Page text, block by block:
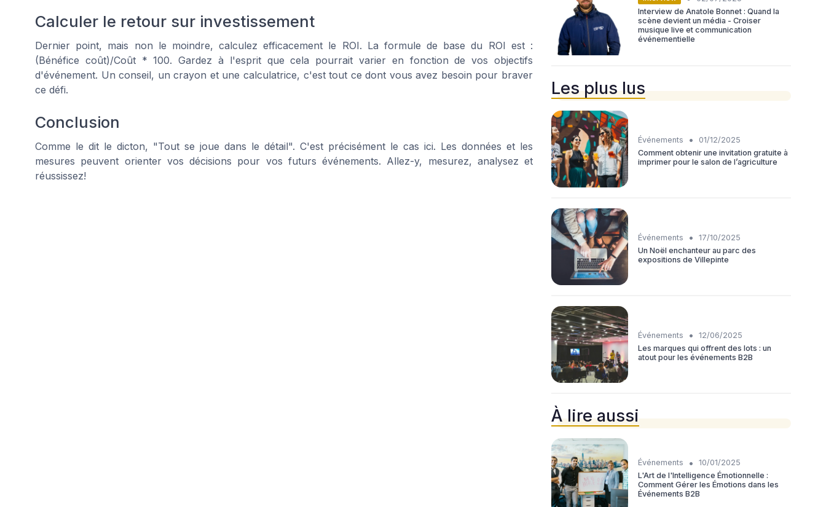
Calculer le retour sur investissement
Dernier point, mais non le moindre, calculez efficacement le ROI. La formule de base du ROI est :
(Bénéfice coût)/Coût * 100. Gardez à l'esprit que cela pourrait varier en fonction de vos objectifs
d'événement. Un conseil, un crayon et une calculatrice, c'est tout ce dont vous avez besoin pour braver
ce défi.
Conclusion
Comme le dit le dicton, "Tout se joue dans le détail". C'est précisément le cas ici. Les données et les
mesures peuvent orienter vos décisions pour vos futurs événements. Allez-y, mesurez, analysez et
réussissez!
Interview de Anatole Bonnet : Quand la
scène devient un média - Croiser
musique live et communication
événementielle
Les plus lus
Événements •
01/12/2025
Comment obtenir une invitation gratuite à
imprimer pour le salon de l’agriculture
Événements •
17/10/2025
Un Noël enchanteur au parc des
expositions de Villepinte
Événements •
12/06/2025
Les marques qui offrent des lots : un
atout pour les événements B2B
À lire aussi
Événements •
10/01/2025
L'Art de l'Intelligence Émotionnelle :
Comment Gérer les Émotions dans les
Événements B2B